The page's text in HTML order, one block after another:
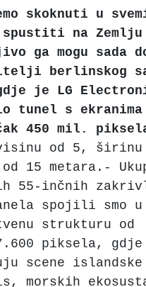
skoknuti u
spustiti na
ga mogu sada
berlinskog
je LG
tunel s
450 mil.
od 5,
15 metara.-
55-inčnih
spojili smo u
strukturu od
piksela, gdje
scene islandske
morskih